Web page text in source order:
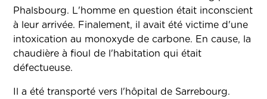
Phalsbourg. L'homme en question était inconscient
à leur arrivée. Finalement, il avait été victime d'une
intoxication au monoxyde de carbone. En cause, la
chaudière à fioul de l'habitation qui était
défectueuse.
Il a été transporté vers l'hôpital de Sarrebourg.